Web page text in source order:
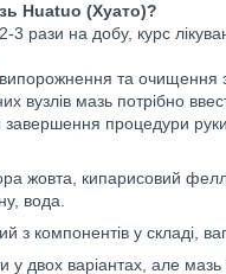
Huatuo (Хуато)?
рази на добу, курс
та очищення
вузлів мазь потрібно
завершення процедури
жовта, кипарисовий
вода.
з компонентів у складі,
у двох варіантах, але